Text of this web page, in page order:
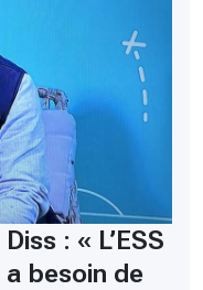
Diss : « L’ESS
a besoin de